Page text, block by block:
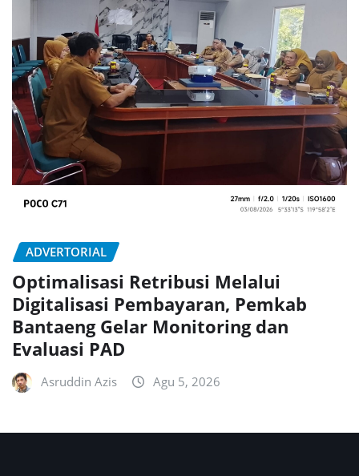
ADVERTORIAL
Optimalisasi Retribusi Melalui
Digitalisasi Pembayaran, Pemkab
Bantaeng Gelar Monitoring dan
Evaluasi PAD
Asruddin Azis Agu 5, 2026